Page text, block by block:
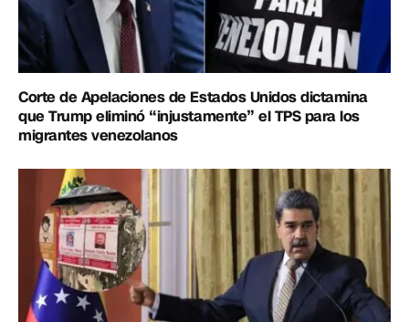
Corte de Apelaciones de Estados Unidos dictamina
que Trump eliminó “injustamente” el TPS para los
migrantes venezolanos